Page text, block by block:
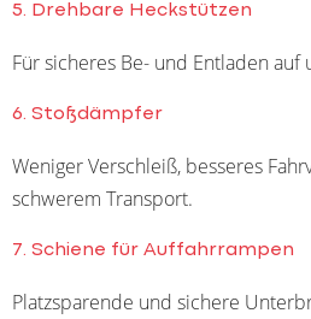
5. Drehbare Heckstützen
Für sicheres Be- und Entladen
6. Stoßdämpfer
Weniger Verschleiß, besseres
schwerem Transport.
7. Schiene für Auffahrrampen
Platzsparende und sichere